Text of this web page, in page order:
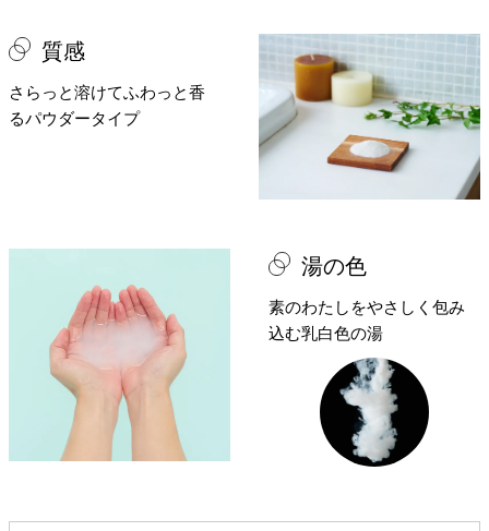
質感
さらっと溶けてふわっと香
るパウダータイプ
湯の色
素のわたしをやさしく包み
込む乳白色の湯